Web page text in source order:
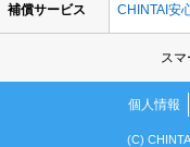
補償サービス CHINTAI安
ス
個人情報
(C)